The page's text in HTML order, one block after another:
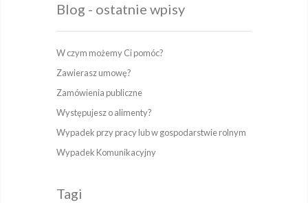
Blog - ostatnie wpisy
W czym możemy Ci pomóc?
Zawierasz umowę?
Zamówienia publiczne
Występujesz o alimenty?
Wypadek przy pracy lub w gospodarstwie rolnym
Wypadek Komunikacyjny
Tagi